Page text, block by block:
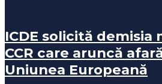
ICDE solicită demisia
CCR care aruncă
Uniunea Europeană